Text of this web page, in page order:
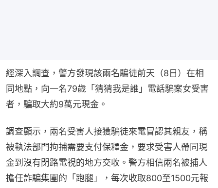
經深入調查，警方發現該兩名騙徒前天（8日）在相
同地點，向一名79歲「猜猜我是誰」電話騙案女受害
者，騙取大約9萬元現金。
調查顯示，兩名受害人接獲騙徒來電冒認其親友，稱
被執法部門拘捕需要支付保釋金，要求受害人帶同現
金到沒有閉路電視的地方交收。警方相信兩名被捕人
擔任詐騙集團的「跑腿」，每次收取800至1500元報